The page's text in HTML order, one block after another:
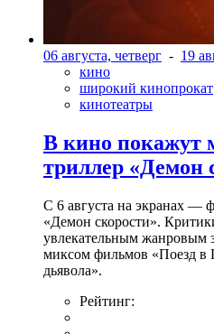
06 августа, четверг - 19
кино
широкий кинопрокат
кинотеатры
В кино покажут
триллер «Демон
С 6 августа на экранах —
«Демон скорости».
увлекательным жанровым
миксом фильмов «Поезд
дьявола».
Рейтинг: